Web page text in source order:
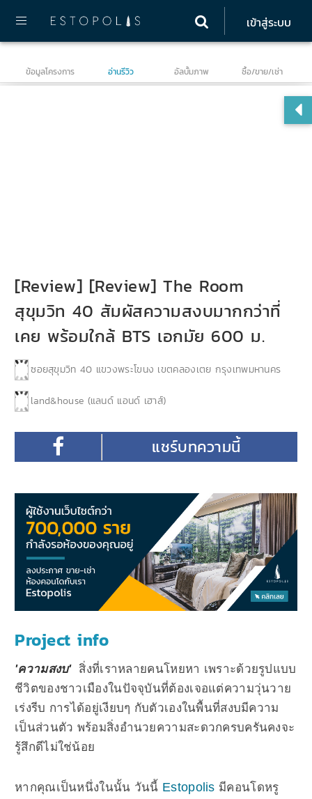
เข้าสู่ระบบ
ข้อมูลโครงการ อ่านรีวิว อัลบั้มภาพ ซื้อ/ขาย/เช่า
เ
[Review] [Review] The Room
สุขุมวิท 40 สัมผัสความสงบมากกว่าที่
เคย พร้อมใกล้ BTS เอกมัย 600 ม.
ซอยสุขุมวิท 40 แขวงพระโขนง เขตคลองเตย กรุงเทพมหานคร
land&house (แลนด์ แอนด์ เฮาส์)
Project info
'ความสงบ' สิ่งที่เราหลายคนโหยหา เพราะด้วยรูปแบบ
ชีวิตของชาวเมืองในปัจจุบันที่ต้องเจอแต่ความวุ่นวาย
เร่งรีบ การได้อยู่เงียบๆ กับตัวเองในพื้นที่สงบมีความ
เป็นส่วนตัว พร้อมสิ่งอำนวยความสะดวกครบครันคงจะ
รู้สึกดีไม่ใช่น้อย
หากคุณเป็นหนึ่งในนั้น วันนี้ Estopolis มีคอนโดหรู